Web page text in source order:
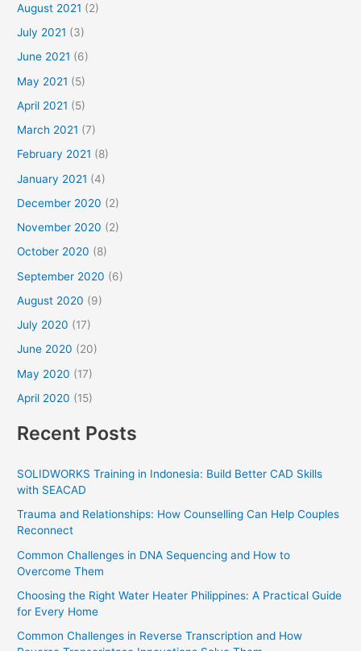
August 2021 (2)
July 2021 (3)
June 2021 (6)
May 2021 (5)
April 2021 (5)
March 2021 (7)
February 2021 (8)
January 2021 (4)
December 2020 (2)
November 2020 (2)
October 2020 (8)
September 2020 (6)
August 2020 (9)
July 2020 (17)
June 2020 (20)
May 2020 (17)
April 2020 (15)
Recent Posts
SOLIDWORKS Training in Indonesia: Build Better CAD Skills
with SEACAD
Trauma and Relationships: How Counselling Can Help Couples
Reconnect
Common Challenges in DNA Sequencing and How to
Overcome Them
Choosing the Right Water Heater Philippines: A Practical Guide
for Every Home
Common Challenges in Reverse Transcription and How